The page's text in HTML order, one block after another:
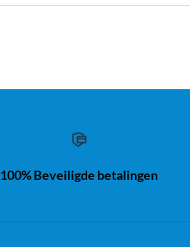
100% Beveiligde betalingen